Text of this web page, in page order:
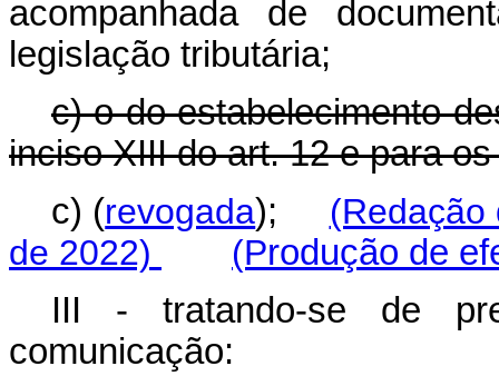
acompanhada de
legislação tributária;
c) o do estabelecimento
inciso XIII do art. 12 e para
c) (revogada);
(Redação
de 2022)
(Produção de
III - tratando-se de
comunicação: